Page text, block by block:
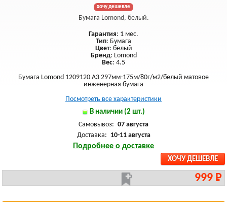
хочу дешевле
Бумага Lomond, белый.
Гарантия: 1 мес.
Тип: Бумага
Цвет: белый
Бренд: Lomond
Вес: 4.5
Бумага Lomond 1209120 A3 297мм-175м/80г/м2/белый матовое
инженерная бумага
Посмотреть все характеристики
В наличии (2 шт.)
Самовывоз: 07 августа
Доставка: 10-11 августа
Подробнее о доставке
ХОЧУ ДЕШЕВЛЕ
999 Р